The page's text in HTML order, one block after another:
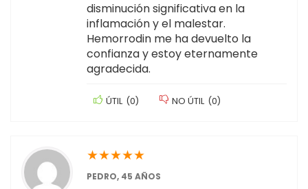
disminución significativa en la
inflamación y el malestar.
Hemorrodin me ha devuelto la
confianza y estoy eternamente
agradecida.
ÚTIL (0) NO ÚTIL (0)
★★★★★
PEDRO, 45 AÑOS